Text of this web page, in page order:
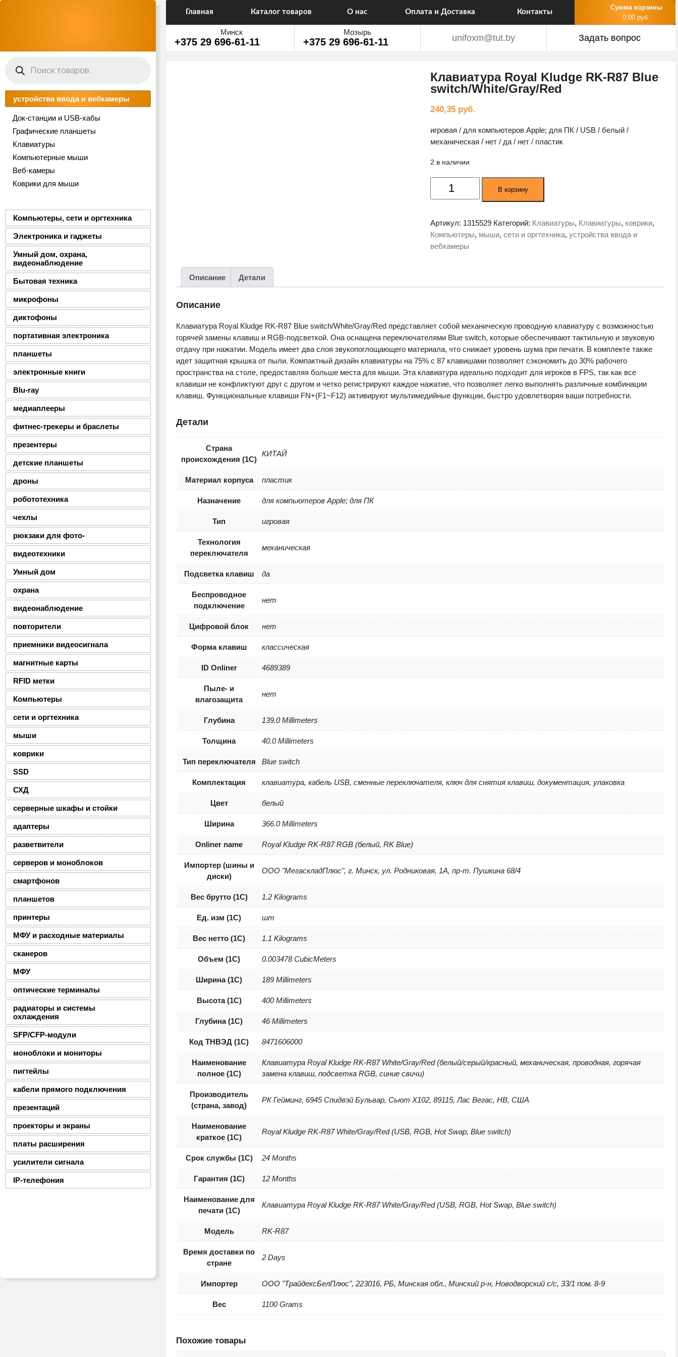
товаров
устройства ввода и вебкамеры
Док-станции и USB-хабы
Графические планшеты
Клавиатуры
Компьютерные мыши
Веб-камеры
Коврики для мыши
Компьютеры, сети и оргтехника
Электроника и гаджеты
Умный дом, охрана,
видеонаблюдение
Бытовая техника
микрофоны
диктофоны
портативная электроника
планшеты
электронные книги
Blu-ray
медиаплееры
фитнес-трекеры и браслеты
презентеры
детские планшеты
дроны
робототехника
чехлы
рюкзаки для фото-
видеотехники
Умный дом
охрана
видеонаблюдение
повторители
приемники видеосигнала
магнитные карты
RFID метки
Компьютеры
сети и оргтехника
мыши
коврики
SSD
СХД
серверные шкафы и стойки
адаптеры
разветвители
серверов и моноблоков
смартфонов
планшетов
принтеры
МФУ и расходные материалы
сканеров
МФУ
оптические терминалы
радиаторы и системы
охлаждения
SFP/CFP-модули
моноблоки и мониторы
пигтейлы
кабели прямого подключения
презентаций
проекторы и экраны
платы расширения
усилители сигнала
IP-телефония
Главная Каталог товаров О нас Оплата и Доставка Контакты
Сумма корзины
0,00 руб.
Минск
+375 29 696-61-11
Мозырь
+375 29 696-61-11 unifoxm@tut.by Задать вопрос
Клавиатура Royal Kludge RK-R87 Blue
switch/White/Gray/Red
240,35 руб.
игровая / для компьютеров Apple; для ПК / USB / белый /
механическая / нет / да / нет / пластик
2 в наличии
Количество
товара
Kludge
В корзину
Артикул: 1315529 Категорий: Клавиатуры, Клавиатуры, коврики,
Компьютеры, мыши,сети и оргтехника,устройства ввода и
вебкамеры
Описание Детали
Описание
Клавиатура Royal Kludge RK-R87 Blue switch/White/Gray/Red представляет собой механическую проводную клавиатуру с возможностью
горячей замены клавиш и RGB-подсветкой. Она оснащена переключателями Blue switch, которые обеспечивают тактильную и звуковую
отдачу при нажатии. Модель имеет два слоя звукопоглощающего материала, что снижает уровень шума при печати. В комплекте также
идет защитная крышка от пыли. Компактный дизайн клавиатуры на 75% с 87 клавишами позволяет сэкономить до 30% рабочего
пространства на столе, предоставляя больше места для мыши. Эта клавиатура идеально подходит для игроков в FPS, так как все
клавиши не конфликтуют друг с другом и четко регистрируют каждое нажатие, что позволяет легко выполнять различные комбинации
клавиш. Функциональные клавиши FN+(F1~F12) активируют мультимедийные функции, быстро удовлетворяя ваши потребности.
Детали
Страна
происхождения (1С)
КИТАЙ
Материал корпуса пластик
Назначение для компьютеров Apple; для ПК
Тип игровая
Технология
переключателя
механическая
Подсветка клавиш да
Беспроводное
подключение
нет
Цифровой блок нет
Форма клавиш классическая
ID Onliner 4689389
Пыле- и
влагозащита
нет
Глубина 139.0 Millimeters
Толщина 40.0 Millimeters
Тип переключателя Blue switch
Комплектация клавиатура, кабель USB, сменные переключателя, ключ для снятия клавиш, документация, упаковка
Цвет белый
Ширина 366.0 Millimeters
Onliner name Royal Kludge RK-R87 RGB (белый, RK Blue)
Импортер (шины и
диски)
ООО "МегаскладПлюс", г. Минск, ул. Родниковая, 1А, пр-т. Пушкина 68/4
Вес брутто (1С) 1.2 Kilograms
Ед. изм (1С) шт
Вес нетто (1С) 1.1 Kilograms
Объем (1С) 0.003478 CubicMeters
Ширина (1С) 189 Millimeters
Высота (1С) 400 Millimeters
Глубина (1С) 46 Millimeters
Код ТНВЭД (1С) 8471606000
Наименование
полное (1С)
Клавиатура Royal Kludge RK-R87 White/Gray/Red (белый/серый/красный, механическая, проводная, горячая
замена клавиш, подсветка RGB, синие свичи)
Производитель
(страна, завод)
РК Гейминг, 6945 Спидвэй Бульвар, Сьют Х102, 89115, Лас Вегас, НВ, США
Наименование
краткое (1C)
Royal Kludge RK-R87 White/Gray/Red (USB, RGB, Hot Swap, Blue switch)
Срок службы (1С) 24 Months
Гарантия (1С) 12 Months
Наименование для
печати (1С)
Клавиатура Royal Kludge RK-R87 White/Gray/Red (USB, RGB, Hot Swap, Blue switch)
Модель RK-R87
Время доставки по
стране
2 Days
Импортер ООО "ТрайдексБелПлюс", 223016, РБ, Минская обл., Минский р-н, Новодворский с/с, 33/1 пом. 8-9
Вес 1100 Grams
Похожие товары